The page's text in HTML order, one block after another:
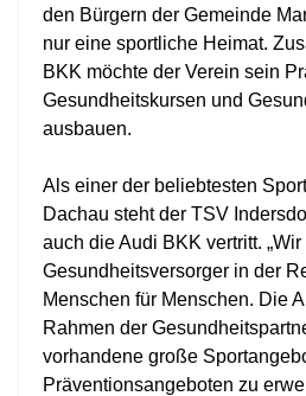
den Bürgern der Gemeinde
nur eine sportliche Heimat.
BKK möchte der Verein sein
Gesundheitskursen und
ausbauen.
Als einer der beliebtesten
Dachau steht der TSV
auch die Audi BKK vertritt. „Wir
Gesundheitsversorger in der
Menschen für Menschen. Die
Rahmen der
vorhandene große
Präventionsangeboten zu